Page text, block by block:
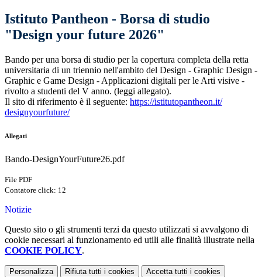
Istituto Pantheon - Borsa di studio
"Design your future 2026"
Bando per una borsa di studio per la copertura completa della retta
universitaria di un triennio nell'ambito del Design - Graphic Design -
Graphic e Game Design - Applicazioni digitali per le Arti visive -
rivolto a studenti del V anno. (leggi allegato).
Il sito di riferimento è il seguente: https://istitutopantheon.it/
designyourfuture/
Allegati
Bando-DesignYourFuture26.pdf
File PDF
Contatore click: 12
Notizie
Questo sito o gli strumenti terzi da questo utilizzati si avvalgono di
cookie necessari al funzionamento ed utili alle finalità illustrate nella
COOKIE POLICY.
Personalizza Rifiuta tutti i cookies Accetta tutti i cookies